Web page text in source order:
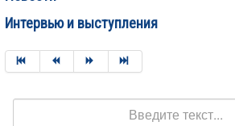
Интервью и выступления